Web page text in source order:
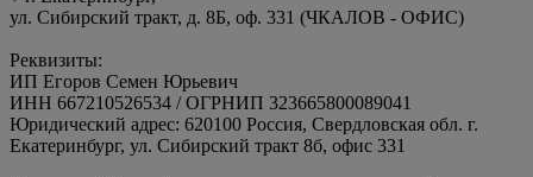
ул. Сибирский тракт, д. 8Б, оф. 331 (ЧКАЛОВ - ОФИС)
Реквизиты:
ИП Егоров Семен Юрьевич
ИНН 667210526534 / ОГРНИП 323665800089041
Юридический адрес: 620100 Россия, Свердловская обл. г.
Екатеринбург, ул. Сибирский тракт 8б, офис 331